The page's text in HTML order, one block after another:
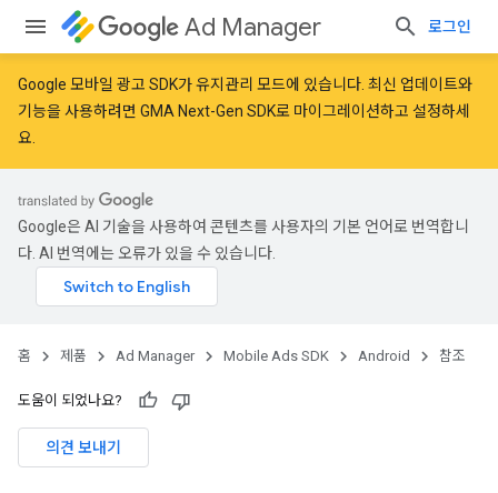
Ad Manager 로그인
Google 모바일 광고 SDK가 유지관리 모드에 있습니다. 최신 업데이트와
기능을 사용하려면 GMA Next-Gen SDK로 마이그레이션하고 설정하세
요.
Google은 AI 기술을 사용하여 콘텐츠를 사용자의 기본 언어로 번역합니
다. AI 번역에는 오류가 있을 수 있습니다.
홈 제품 Ad Manager Mobile Ads SDK Android 참조
도움이 되었나요?
의견 보내기